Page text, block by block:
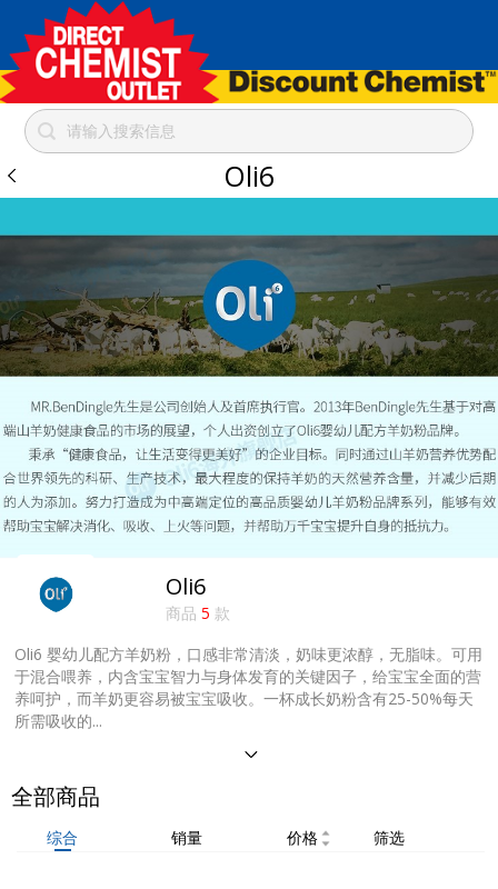
跳
容
Oli6
Oli6
商品5 款
Oli6 婴幼儿配方羊奶粉，口感非常清淡，奶味更浓醇，无脂味。可用
于混合喂养，内含宝宝智力与身体发育的关键因子，给宝宝全面的营
养呵护，而羊奶更容易被宝宝吸收。一杯成长奶粉含有25-50%每天
所需吸收的...
全部商品
综合 销量 价格 筛选